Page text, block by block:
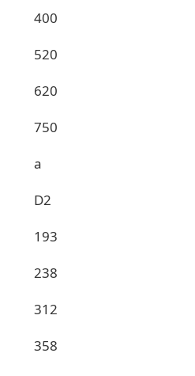
400
520
620
750
a
D2
193
238
312
358